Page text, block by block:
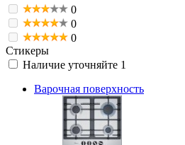
0
0
0
Стикеры
Наличие уточняйте 1
Варочная поверхность